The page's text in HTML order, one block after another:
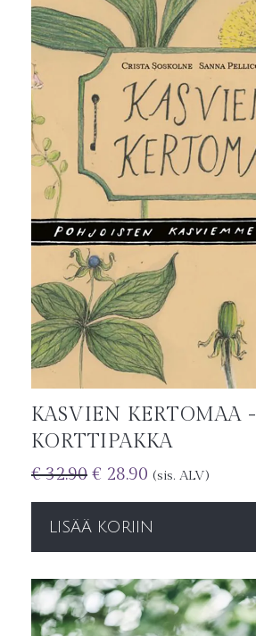
KASVIEN KERTOMAA -
KORTTIPAKKA
€32.90 € 28.90 (sis. ALV)
LISÄÄ KORIIN